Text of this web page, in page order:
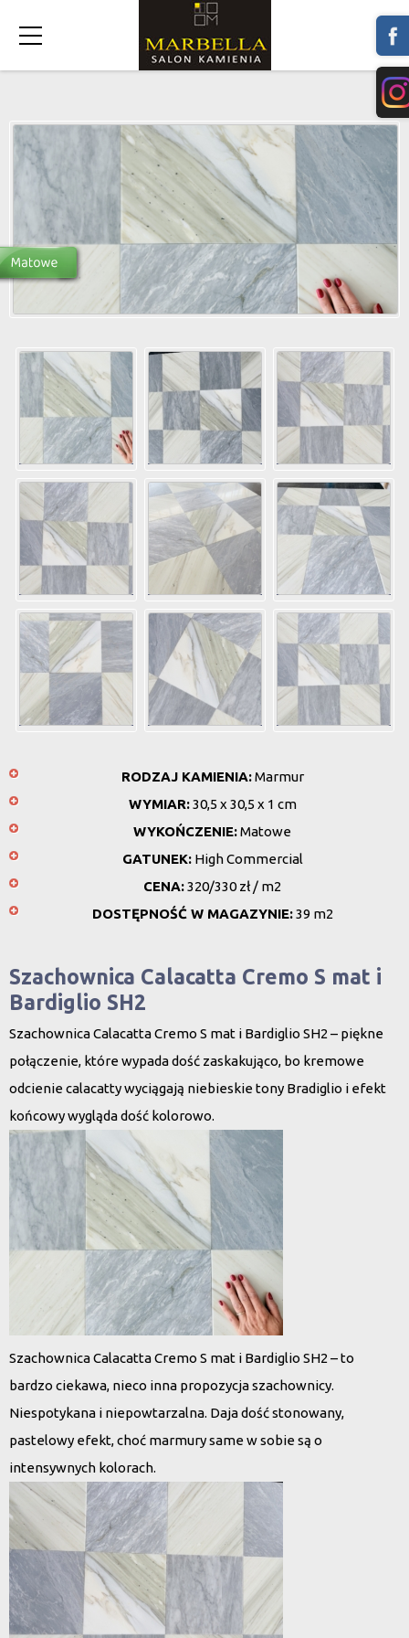
RODZAJ KAMIENIA:Marmur
WYMIAR:30,5 x 30,5 x 1 cm
WYKOŃCZENIE:Matowe
GATUNEK:High Commercial
CENA:320/330 zł / m2
DOSTĘPNOŚĆ W MAGAZYNIE:39 m2
Szachownica Calacatta Cremo S mat i
Bardiglio SH2
Szachownica Calacatta Cremo S mat i Bardiglio SH2 – piękne
połączenie, które wypada dość zaskakująco, bo kremowe
odcienie calacatty wyciągają niebieskie tony Bradiglio i efekt
końcowy wygląda dość kolorowo.
Szachownica Calacatta Cremo S mat i Bardiglio SH2 – to
bardzo ciekawa, nieco inna propozycja szachownicy.
Niespotykana i niepowtarzalna. Daja dość stonowany,
pastelowy efekt, choć marmury same w sobie są o
intensywnych kolorach.